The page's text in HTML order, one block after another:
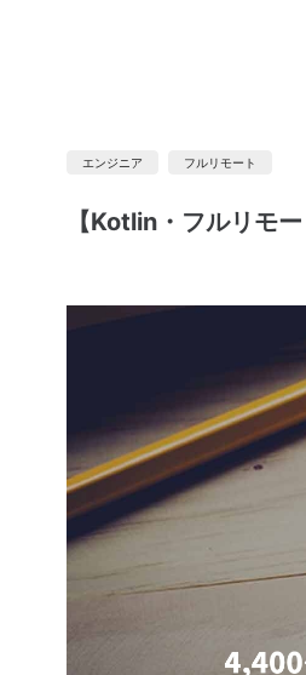
エンジニア フルリモート
【Kotlin・フルリモ